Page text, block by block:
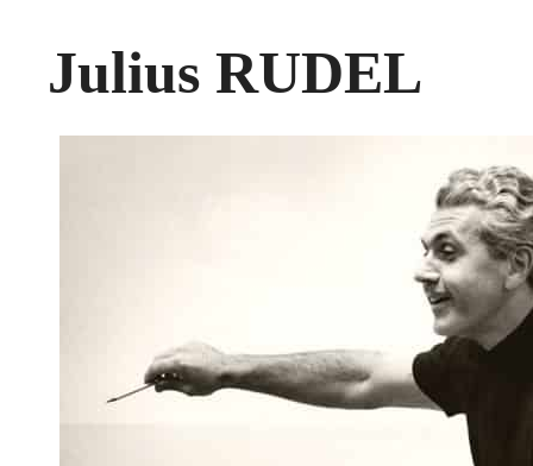
Julius RUDEL